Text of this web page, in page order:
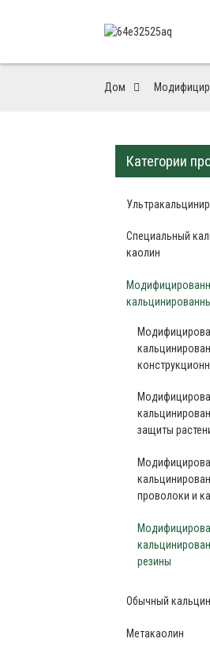
Дом
Категории
Специальный
каолин
защиты
проволоки и
резины
Обычный
Метакаолин